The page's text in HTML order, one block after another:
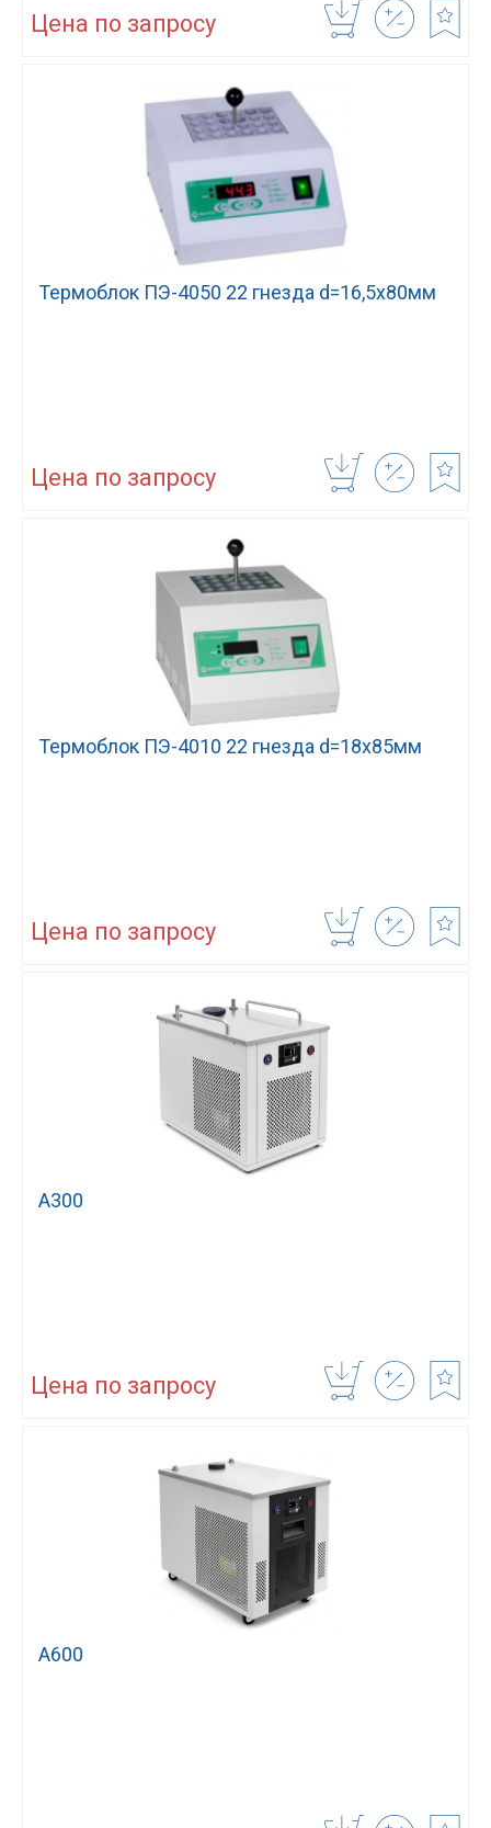
Цена по запросу
Термоблок ПЭ-4050 22 гнезда d=16,5х80мм
Цена по запросу
Термоблок ПЭ-4010 22 гнезда d=18х85мм
Цена по запросу
А300
Цена по запросу
А600